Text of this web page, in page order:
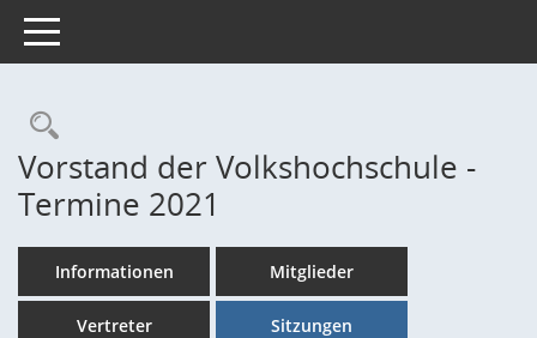
Toggle navigation
Rechercheauswahl
Vorstand der Volkshochschule -
Termine 2021
Informationen Mitglieder
Vertreter Sitzungen